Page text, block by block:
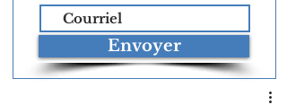
Envoyer